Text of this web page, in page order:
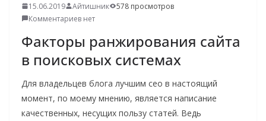
15.06.2019 Айтишник
578 просмотров
Комментариев нет
Факторы ранжирования сайта
в поисковых системах
Для владельцев блога лучшим сео в настоящий
момент, по моему мнению, является написание
качественных, несущих пользу статей. Ведь